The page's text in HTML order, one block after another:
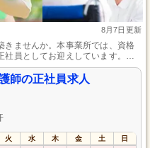
8月7日更新
きませんか。本事業所では、資格
社員としてお迎えしています。未
修を通して、高いレベルの看護技
利用者さまの日常がより健康的で
てください。
師の正社員求人
火 水 木 金 土 日